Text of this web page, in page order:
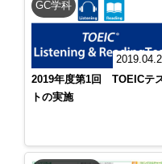
GC学科
2019年度第1回 TOEICテ
トの実施